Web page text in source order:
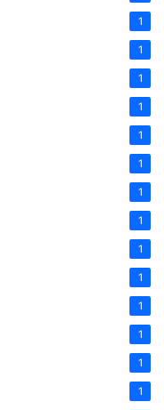
1
1
1
1
1
1
1
1
1
1
1
1
1
1